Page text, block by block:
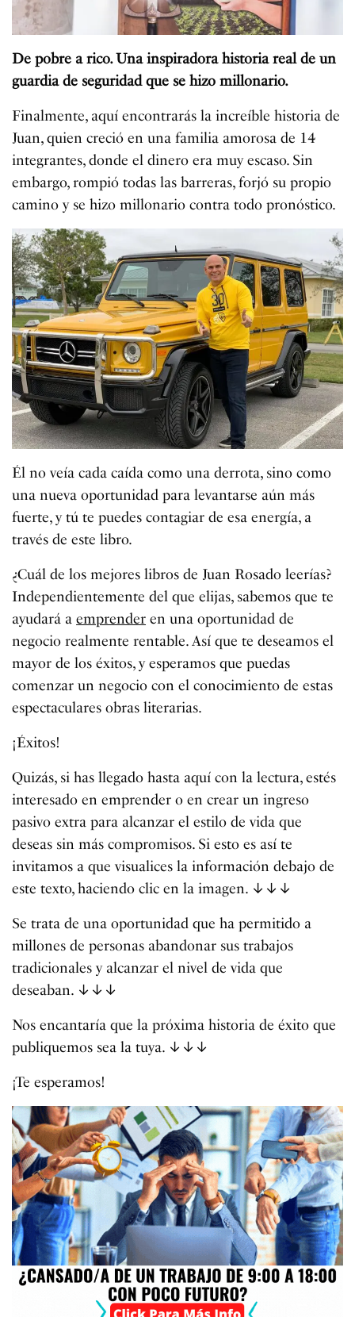
De pobre a rico. Una inspiradora historia real de un
guardia de seguridad que se hizo millonario.
Finalmente, aquí encontrarás la increíble historia de
Juan, quien creció en una familia amorosa de 14
integrantes, donde el dinero era muy escaso. Sin
embargo, rompió todas las barreras, forjó su propio
camino y se hizo millonario contra todo pronóstico.
Él no veía cada caída como una derrota, sino como
una nueva oportunidad para levantarse aún más
fuerte, y tú te puedes contagiar de esa energía, a
través de este libro.
¿Cuál de los mejores libros de Juan Rosado leerías?
Independientemente del que elijas, sabemos que te
ayudará aemprender en una oportunidad de
negocio realmente rentable. Así que te deseamos el
mayor de los éxitos, y esperamos que puedas
comenzar un negocio con el conocimiento de estas
espectaculares obras literarias.
¡Éxitos!
Quizás, si has llegado hasta aquí con la lectura, estés
interesado en emprender o en crear un ingreso
pasivo extra para alcanzar el estilo de vida que
deseas sin más compromisos. Si esto es así te
invitamos a que visualices la información debajo de
este texto, haciendo clic en la imagen. ↓↓↓
Se trata de una oportunidad que ha permitido a
millones de personas abandonar sus trabajos
tradicionales y alcanzar el nivel de vida que
deseaban. ↓↓↓
Nos encantaría que la próxima historia de éxito que
publiquemos sea la tuya. ↓↓↓
¡Te esperamos!